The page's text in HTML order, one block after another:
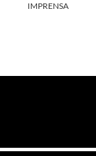
IMPRENSA